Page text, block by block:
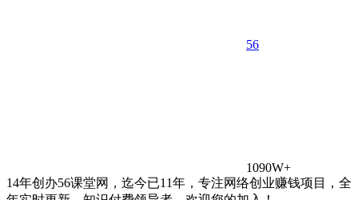
56
1090W+
14年创办56课堂网，迄今已11年，专注网络创业赚钱项目，全